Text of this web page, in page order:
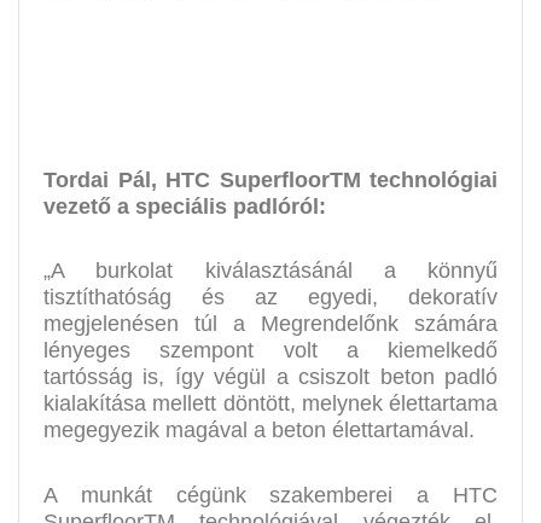
Tordai Pál, HTC SuperfloorTM technológiai
vezető a speciális padlóról:
„A burkolat kiválasztásánál a könnyű
tisztíthatóság és az egyedi, dekoratív
megjelenésen túl a Megrendelőnk számára
lényeges szempont volt a kiemelkedő
tartósság is, így végül a csiszolt beton padló
kialakítása mellett döntött, melynek élettartama
megegyezik magával a beton élettartamával.
A munkát cégünk szakemberei a HTC